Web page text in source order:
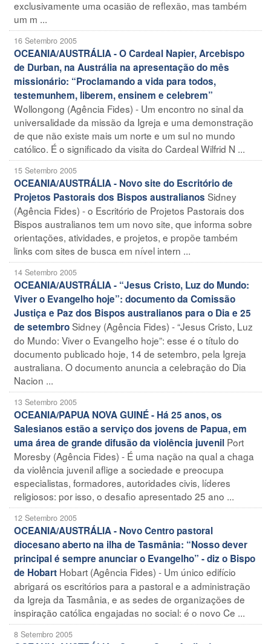
exclusivamente uma ocasião de reflexão, mas também
um m ...
16 Setembro 2005
OCEANIA/AUSTRÁLIA - O Cardeal Napier, Arcebispo
de Durban, na Austrália na apresentação do mês
missionário: “Proclamando a vida para todos,
testemunhem, liberem, ensinem e celebrem”
Wollongong (Agência Fides) - Um encontro no sinal da
universalidade da missão da Igreja e uma demonstração
de que não existe mais um norte e um sul no mundo
católico. É o significado da visita do Cardeal Wilfrid N ...
15 Setembro 2005
OCEANIA/AUSTRÁLIA - Novo site do Escritório de
Projetos Pastorais dos Bispos australianos Sidney
(Agência Fides) - o Escritório de Projetos Pastorais dos
Bispos australianos tem um novo site, que informa sobre
orientações, atividades, e projetos, e propõe também
links com sites de busca em nível intern ...
14 Setembro 2005
OCEANIA/AUSTRÁLIA - “Jesus Cristo, Luz do Mundo:
Viver o Evangelho hoje”: documento da Comissão
Justiça e Paz dos Bispos australianos para o Dia e 25
de setembroSidney (Agência Fides) - “Jesus Cristo, Luz
do Mundo: Viver o Evangelho hoje”: esse é o título do
documento publicado hoje, 14 de setembro, pela Igreja
australiana. O documento anuncia a celebração do Dia
Nacion ...
13 Setembro 2005
OCEANIA/PAPUA NOVA GUINÉ - Há 25 anos, os
Salesianos estão a serviço dos jovens de Papua, em
uma área de grande difusão da violência juvenil Port
Moresby (Agência Fides) - É uma nação na qual a chaga
da violência juvenil aflige a sociedade e preocupa
especialistas, formadores, autoridades civis, líderes
religiosos: por isso, o desafio apresentado 25 ano ...
12 Setembro 2005
OCEANIA/AUSTRÁLIA - Novo Centro pastoral
diocesano aberto na ilha de Tasmânia: “Nosso dever
principal é sempre anunciar o Evangelho” - diz o Bispo
de Hobart Hobart (Agência Fides) - Um único edifício
abrigará os escritórios para a pastoral e a administração
da Igreja da Tasmânia, e as sedes de organizações de
inspiração católica engajadas no social: é o novo Ce ...
8 Setembro 2005